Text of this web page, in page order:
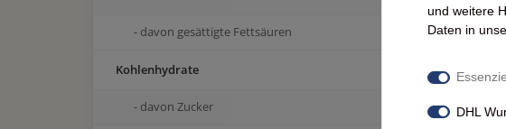
- davon gesättigte Fettsäuren
Kohlenhydrate
- davon Zucker
und weitere
Daten in
DHL